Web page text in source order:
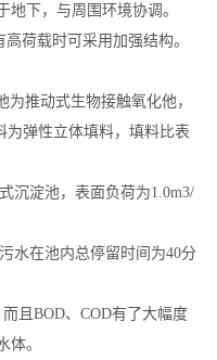
地下，与周围环境协调。
荷载时可采用加强结构。
为推动式生物接触氧化他，
为弹性立体填料，填料比表
沉淀池，表面负荷为1.0m3/
水在池内总停留时间为40分
且BOD、COD有了大幅度
体。